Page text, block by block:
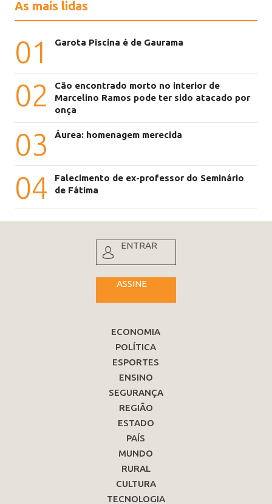
As mais lidas
01 Garota Piscina é de Gaurama
02
Cão encontrado morto no interior de
Marcelino Ramos pode ter sido atacado por
onça
03 Áurea: homenagem merecida
04
Falecimento de ex-professor do Seminário
de Fátima
ENTRAR
ASSINE
ECONOMIA
POLÍTICA
ESPORTES
ENSINO
SEGURANÇA
REGIÃO
ESTADO
PAÍS
MUNDO
RURAL
CULTURA
TECNOLOGIA